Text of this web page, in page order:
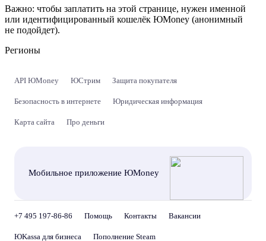
Важно: чтобы заплатить на этой странице, нужен именной
или идентифицированный кошелёк ЮMoney (анонимный
не подойдет).
Регионы
API ЮMoney ЮСтрим Защита покупателя
Безопасность в интернете Юридическая информация
Карта сайта Про деньги
Мобильное приложение ЮMoney
+7 495 197-86-86 Помощь Контакты Вакансии
ЮKassa для бизнеса Пополнение Steam